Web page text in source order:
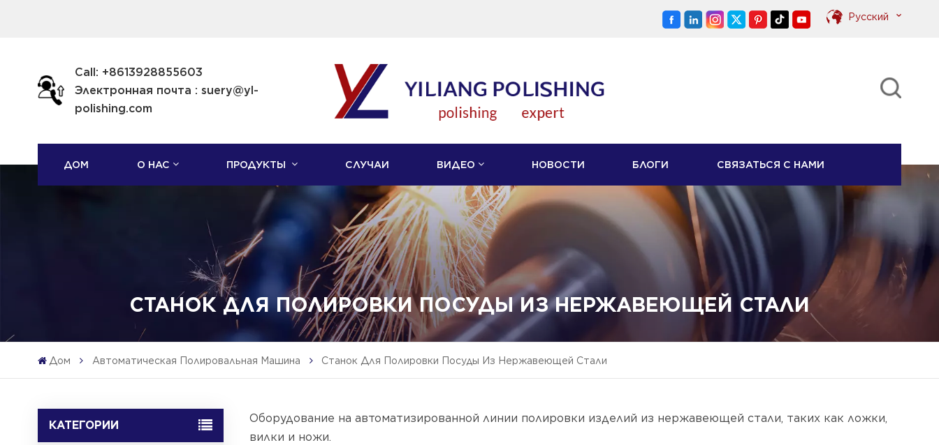
Pусский
English
Call: +8613928855603
Электронная почта : suery@yl-
polishing.com
ДОМ О НАС ПРОДУКТЫ СЛУЧАИ ВИДЕО НОВОСТИ БЛОГИ СВЯЗАТЬСЯ С НАМИ
СТАНОК ДЛЯ ПОЛИРОВКИ ПОСУДЫ ИЗ НЕРЖАВЕЮЩЕЙ СТАЛИ
Дом Автоматическая Полировальная Машина Станок Для Полировки Посуды Из Нержавеющей Стали
КАТЕГОРИИ
Оборудование на автоматизированной линии полировки изделий из нержавеющей стали, таких как ложки,
вилки и ножи.